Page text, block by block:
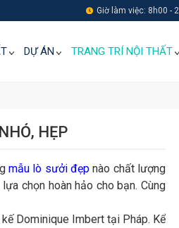
DỰ ÁN TRANG TRÍ NỘI THẤT
HẸP
mẫu lò sưởi đẹp nào chất lượng
chọn hoàn hảo cho bạn. Cùng
Dominique Imbert tại Pháp. Kể
Giờ làm việc: 8h00 -